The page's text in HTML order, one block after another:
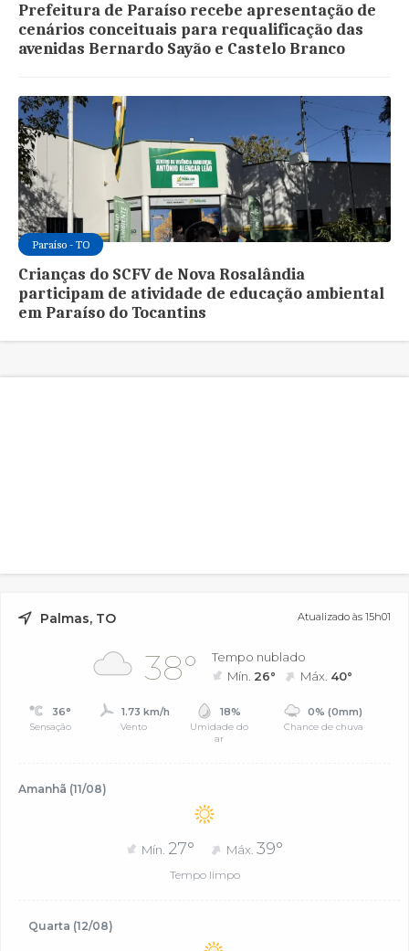
Prefeitura de Paraíso recebe apresentação de
cenários conceituais para requalificação das
avenidas Bernardo Sayão e Castelo Branco
Paraíso - TO
Crianças do SCFV de Nova Rosalândia
participam de atividade de educação ambiental
em Paraíso do Tocantins
Palmas, TO Atualizado às 15h01
38°
Tempo nublado
Mín. 26° Máx. 40°
36°
Sensação
1.73 km/h
Vento
18%
Umidade do
ar
0% (0mm)
Chance de chuva
Amanhã (11/08)
Mín. 27° Máx. 39°
Tempo limpo
Quarta (12/08)